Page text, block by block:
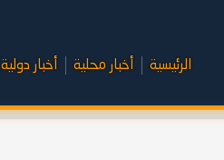
الرئيسية أخبار محلية أخبار دولية